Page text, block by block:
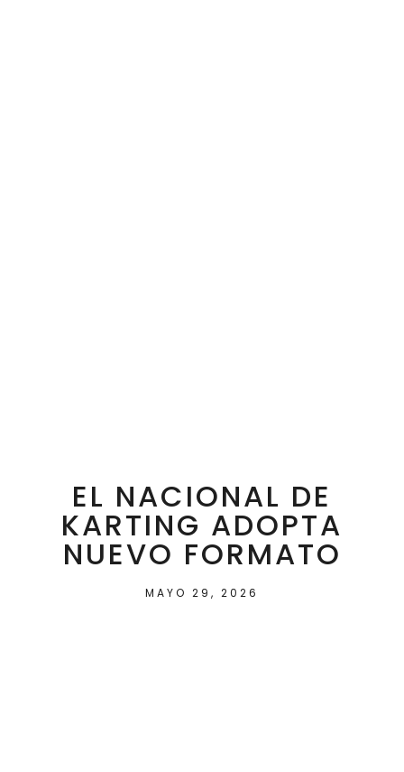
EL NACIONAL DE
KARTING ADOPTA
NUEVO FORMATO
MAYO 29, 2026